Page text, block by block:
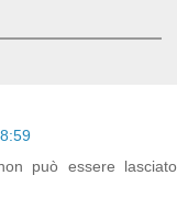
può essere lasciato